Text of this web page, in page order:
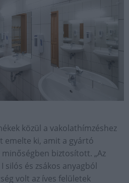
közül a vakolathímzéshez
emelte ki, amit a gyártó
biztosított. „Az
silós és zsákos anyagból
volt az íves felületek